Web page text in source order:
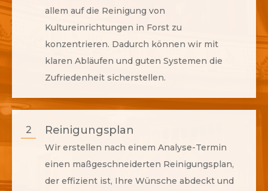
allem auf die Reinigung von
Kultureinrichtungen in Forst zu
konzentrieren. Dadurch können wir mit
klaren Abläufen und guten Systemen die
Zufriedenheit sicherstellen.
2 Reinigungsplan
Wir erstellen nach einem Analyse-Termin
einen maßgeschneiderten Reinigungsplan,
der effizient ist, Ihre Wünsche abdeckt und